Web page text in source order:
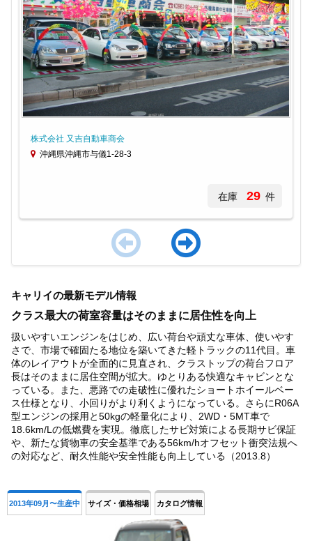
株式会社 又吉自動車商会
沖縄県沖縄市与儀1-28-3
在庫 29 件
of
キャリイの最新モデル情報
クラス最大の荷室容量はそのままに居住性を向上
扱いやすいエンジンをはじめ、広い荷台や頑丈な車体、使いやす
さで、市場で確固たる地位を築いてきた軽トラックの11代目。車
体のレイアウトが全面的に見直され、クラストップの荷台フロア
長はそのままに居住空間が拡大。ゆとりある快適なキャビンとな
っている。また、悪路での走破性に優れたショートホイールベー
ス仕様となり、小回りがより利くようになっている。さらにR06A
型エンジンの採用と50kgの軽量化により、2WD・5MT車で
18.6km/Lの低燃費を実現。徹底したサビ対策による長期サビ保証
や、新たな貨物車の安全基準である56km/hオフセット衝突法規へ
の対応など、耐久性能や安全性能も向上している（2013.8）
2013年09月〜生産中 サイズ・価格相場 カタログ情報